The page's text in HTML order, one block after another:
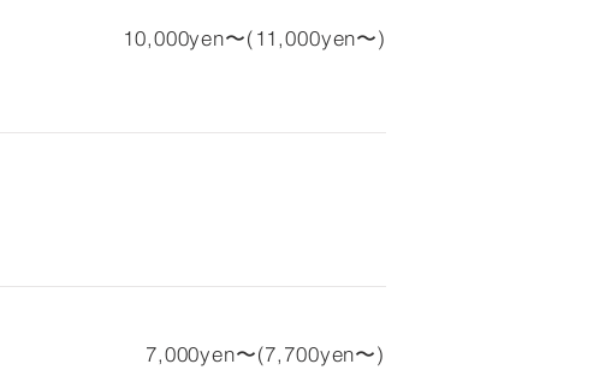
10,000yen〜(11,000yen〜)
7,000yen〜(7,700yen〜)